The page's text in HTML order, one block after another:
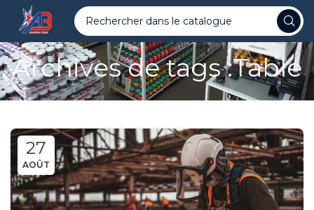
Archives de tags :Table
27
AOÛT